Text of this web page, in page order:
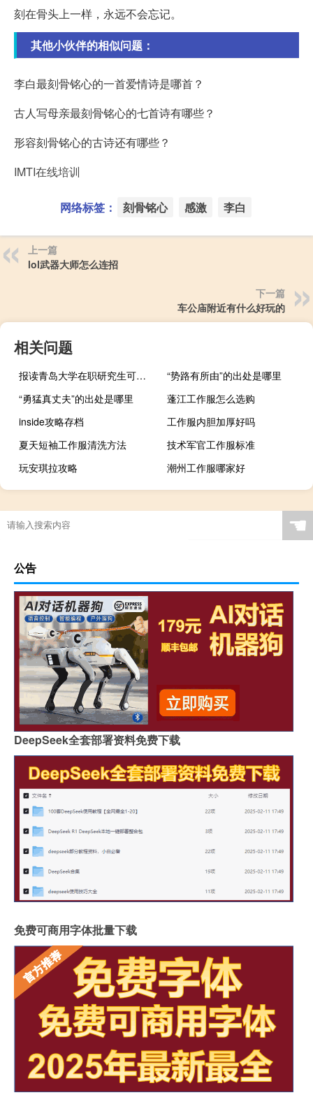
刻在骨头上一样，永远不会忘记。
其他小伙伴的相似问题：
李白最刻骨铭心的一首爱情诗是哪首？
古人写母亲最刻骨铭心的七首诗有哪些？
形容刻骨铭心的古诗还有哪些？
IMTI在线培训
网络标签： 刻骨铭心 感激 李白
上一篇
lol武器大师怎么连招
下一篇
车公庙附近有什么好玩的
相关问题
报读青岛大学在职研究生可以提升学历吗
“势路有所由”的出处是哪里
“勇猛真丈夫”的出处是哪里
蓬江工作服怎么选购
inside攻略存档
工作服内胆加厚好吗
夏天短袖工作服清洗方法
技术军官工作服标准
玩安琪拉攻略
潮州工作服哪家好
☚
公告
DeepSeek全套部署资料免费下载
免费可商用字体批量下载